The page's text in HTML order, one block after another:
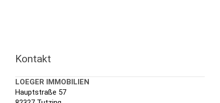
Kontakt
LOEGER IMMOBILIEN
Hauptstraße 57